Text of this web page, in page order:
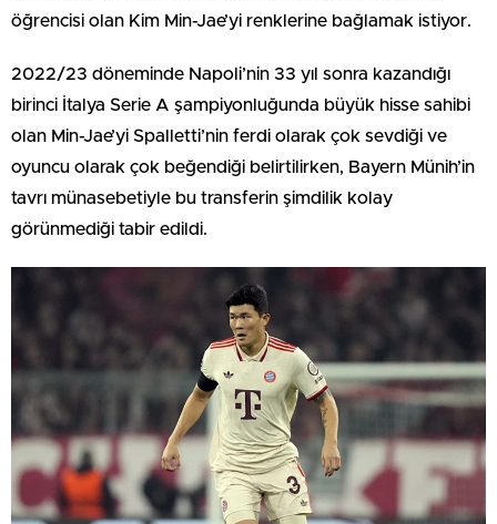
öğrencisi olan Kim Min-Jae’yi renklerine bağlamak istiyor.
2022/23 döneminde Napoli’nin 33 yıl sonra kazandığı
birinci İtalya Serie A şampiyonluğunda büyük hisse sahibi
olan Min-Jae’yi Spalletti’nin ferdi olarak çok sevdiği ve
oyuncu olarak çok beğendiği belirtilirken, Bayern Münih’in
tavrı münasebetiyle bu transferin şimdilik kolay
görünmediği tabir edildi.